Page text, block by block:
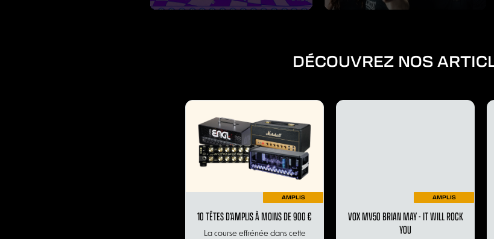
DÉCOUVREZ NOS
AMPLIS
10 TÊTES D’AMPLIS À MOINS DE 900 €
La course effrénée dans cette
AMPLIS
VOX MV50 BRIAN MAY - IT WILL ROCK
YOU